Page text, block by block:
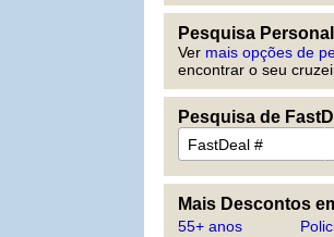
Pesquisa
Ver mais opções de
encontrar o seu
Pesquisa de
Mais Descontos
55+ anos